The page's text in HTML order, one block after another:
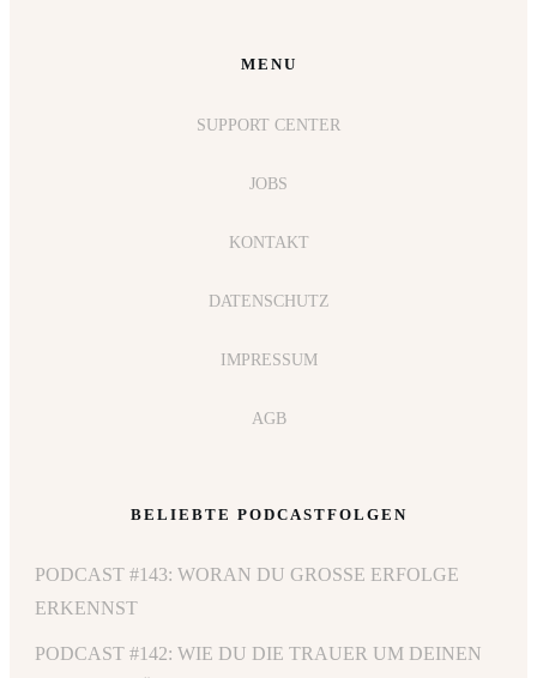
BELIEBTE PODCASTFOLGEN
PODCAST #143: WORAN DU GROSSE ERFOLGE E
RKENNST
PODCAST #142: WIE DU DIE TRAUER UM DEINEN
MENU
SUPPORT CENTER
JOBS
KONTAKT
DATENSCHUTZ
IMPRESSUM
AGB